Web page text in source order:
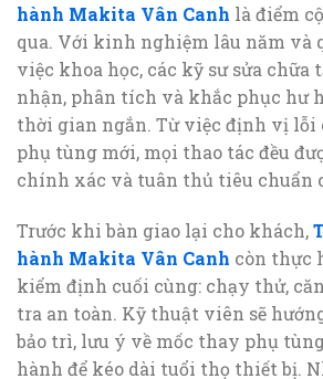
hành Makita Vân Canh là điểm
qua. Với kinh nghiệm lâu năm và
việc khoa học, các kỹ sư sửa
nhận, phân tích và khắc phục hư
thời gian ngắn. Từ việc định vị lỗi
phụ tùng mới, mọi thao tác đều
chính xác và tuân thủ tiêu chuẩn
Trước khi bàn giao lại cho khách,
hành Makita Vân Canh còn thực
kiểm định cuối cùng: chạy thử,
tra an toàn. Kỹ thuật viên sẽ
bảo trì, lưu ý về mốc thay phụ
hành để kéo dài tuổi thọ thiết bị.